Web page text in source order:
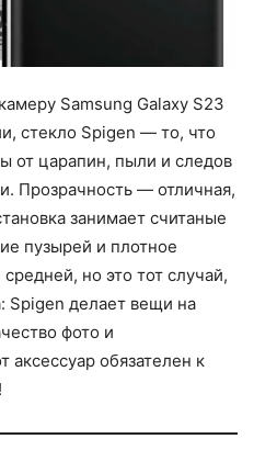
Samsung Galaxy S23
стекло Spigen — то, что
от царапин, пыли и следов
Прозрачность — отличная,
занимает считаные
пузырей и плотное
но это тот случай,
Spigen делает вещи на
фото и
аксессуар обязателен к